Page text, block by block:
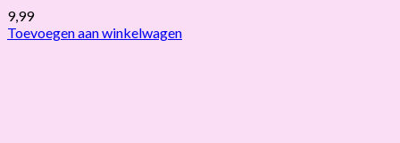
9,99
Toevoegen aan winkelwagen